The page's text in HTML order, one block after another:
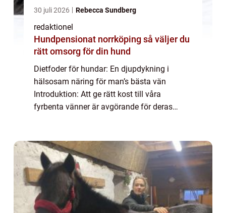
30 juli 2026 Rebecca Sundberg
redaktionel
Hundpensionat norrköping så väljer du
rätt omsorg för din hund
Dietfoder för hundar: En djupdykning i
hälsosam näring för man’s bästa vän
Introduktion: Att ge rätt kost till våra
fyrbenta vänner är avgörande för deras
hundägare...